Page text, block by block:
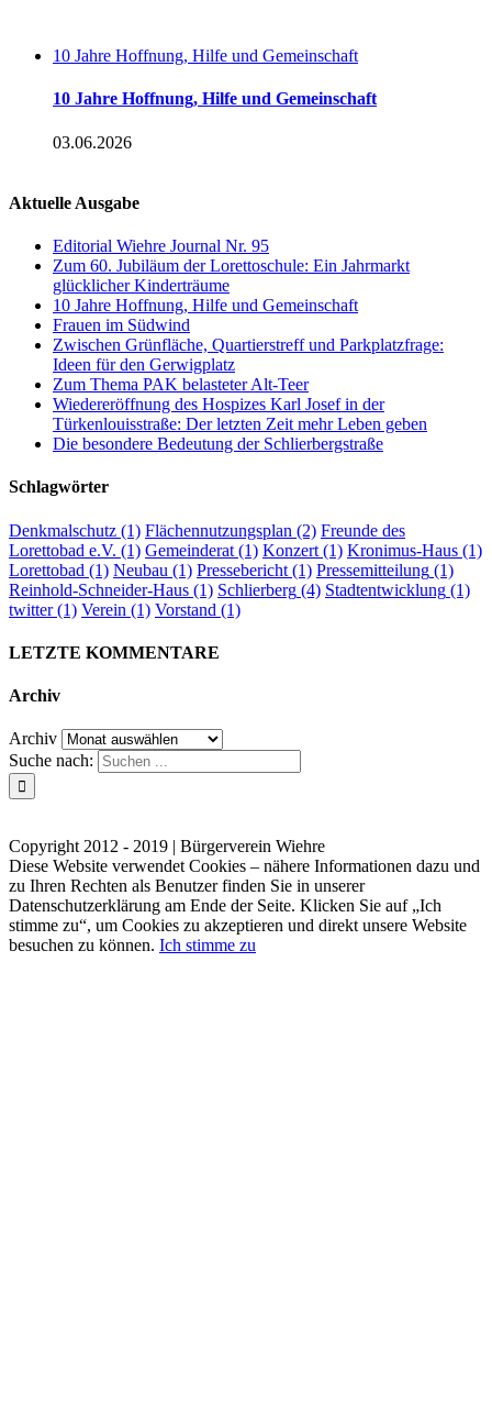
10 Jahre Hoffnung, Hilfe und Gemeinschaft
10 Jahre Hoffnung, Hilfe und Gemeinschaft
03.06.2026
Aktuelle Ausgabe
Editorial Wiehre Journal Nr. 95
Zum 60. Jubiläum der Lorettoschule: Ein Jahrmarkt
glücklicher Kinderträume
10 Jahre Hoffnung, Hilfe und Gemeinschaft
Frauen im Südwind
Zwischen Grünfläche, Quartierstreff und Parkplatzfrage:
Ideen für den Gerwigplatz
Zum Thema PAK belasteter Alt-Teer
Wiedereröffnung des Hospizes Karl Josef in der
Türkenlouisstraße: Der letzten Zeit mehr Leben geben
Die besondere Bedeutung der Schlierbergstraße
Schlagwörter
Denkmalschutz (1) Flächennutzungsplan (2) Freunde des
Lorettobad e.V. (1) Gemeinderat (1) Konzert (1) Kronimus-Haus (1)
Lorettobad (1) Neubau (1) Pressebericht (1) Pressemitteilung (1)
Reinhold-Schneider-Haus (1) Schlierberg (4) Stadtentwicklung (1)
twitter(1) Verein (1) Vorstand (1)
LETZTE KOMMENTARE
Archiv
Archiv
Suche nach:
Copyright 2012 - 2019 | Bürgerverein Wiehre
Diese Website verwendet Cookies – nähere Informationen dazu und
zu Ihren Rechten als Benutzer finden Sie in unserer
Datenschutzerklärung am Ende der Seite. Klicken Sie auf „Ich
stimme zu“, um Cookies zu akzeptieren und direkt unsere Website
besuchen zu können. Ich stimme zu